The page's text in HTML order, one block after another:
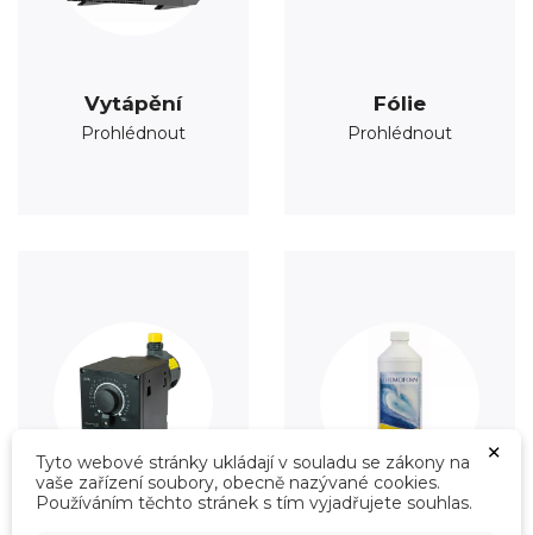
Vytápění
Prohlédnout
Fólie
Prohlédnout
×
Tyto webové stránky ukládají v souladu se zákony na
vaše zařízení soubory, obecně nazývané cookies.
Používáním těchto stránek s tím vyjadřujete souhlas.